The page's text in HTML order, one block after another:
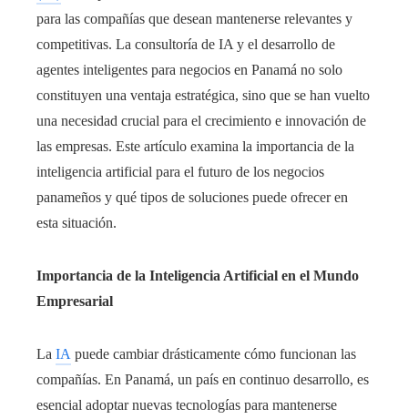
para las compañías que desean mantenerse relevantes y
competitivas. La consultoría de IA y el desarrollo de
agentes inteligentes para negocios en Panamá no solo
constituyen una ventaja estratégica, sino que se han vuelto
una necesidad crucial para el crecimiento e innovación de
las empresas. Este artículo examina la importancia de la
inteligencia artificial para el futuro de los negocios
panameños y qué tipos de soluciones puede ofrecer en
esta situación.
Importancia de la Inteligencia Artificial en el Mundo
Empresarial
La IA puede cambiar drásticamente cómo funcionan las
compañías. En Panamá, un país en continuo desarrollo, es
esencial adoptar nuevas tecnologías para mantenerse